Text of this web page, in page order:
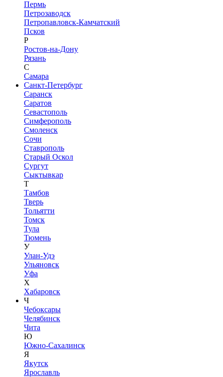
Пермь
Петрозаводск
Петропавловск-Камчатский
Псков
Р
Ростов-на-Дону
Рязань
С
Самара
Санкт-Петербург
Саранск
Саратов
Севастополь
Симферополь
Смоленск
Сочи
Ставрополь
Старый Оскол
Сургут
Сыктывкар
Т
Тамбов
Тверь
Тольятти
Томск
Тула
Тюмень
У
Улан-Удэ
Ульяновск
Уфа
Х
Хабаровск
Ч
Чебоксары
Челябинск
Чита
Ю
Южно-Сахалинск
Я
Якутск
Ярославль